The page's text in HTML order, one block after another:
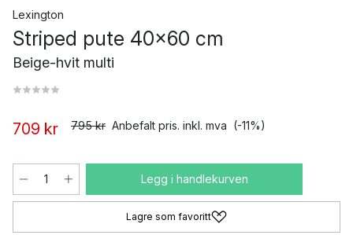
Lexington
Striped pute 40x60 cm
Beige-hvit multi
709 kr 795 kr Anbefalt pris. inkl. mva (-11%)
Legg i handlekurven
Lagre som favoritt